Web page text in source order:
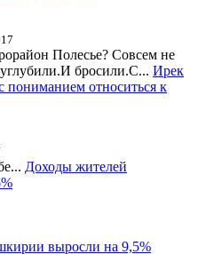
Полесье? Совсем не
бросили.С... Ирек
пониманием относиться к
Доходы жителей
выросли на 9,5%